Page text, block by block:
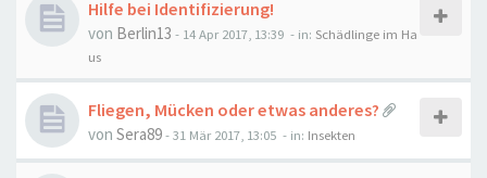
Hilfe bei Identifizierung!
von Berlin13 - 14 Apr 2017, 13:39 - in: Schädlinge im Ha
us
Fliegen, Mücken oder etwas anderes?
von Sera89-31 Mär 2017, 13:05 - in: Insekten